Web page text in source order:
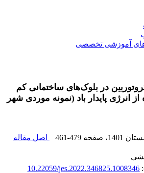
آموزشی تخصصی
در بلوک‌های ساختمانی کم
از انرژی پایدار باد (نمونه موردی شهر
1401 ، صفحه 461-479
اصل مقاله
10.22059/jes.2022.346825.1008346